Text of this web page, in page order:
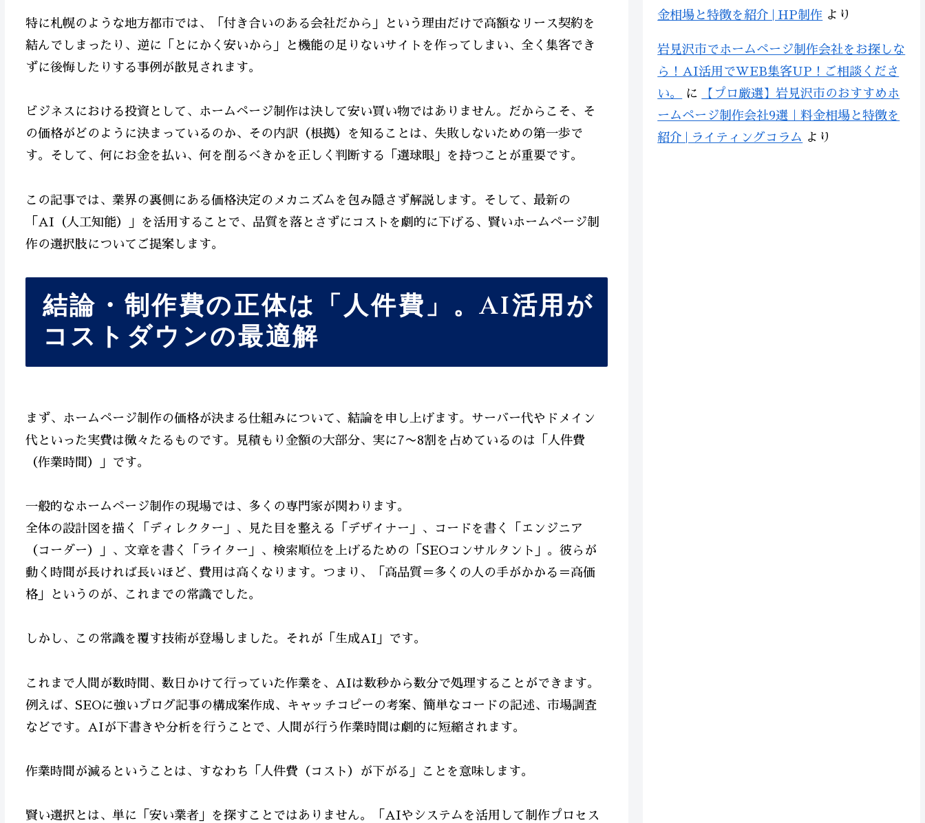
特に札幌のような地方都市では、「付き合いのある会社だから」という理由だけで高額なリース契約を
結んでしまったり、逆に「とにかく安いから」と機能の足りないサイトを作ってしまい、全く集客でき
ずに後悔したりする事例が散見されます。
ビジネスにおける投資として、ホームページ制作は決して安い買い物ではありません。だからこそ、そ
の価格がどのように決まっているのか、その内訳（根拠）を知ることは、失敗しないための第一歩で
す。そして、何にお金を払い、何を削るべきかを正しく判断する「選球眼」を持つことが重要です。
この記事では、業界の裏側にある価格決定のメカニズムを包み隠さず解説します。そして、最新の
「AI（人工知能）」を活用することで、品質を落とさずにコストを劇的に下げる、賢いホームページ制
作の選択肢についてご提案します。
結論・制作費の正体は「人件費」。AI活用が
コストダウンの最適解
まず、ホームページ制作の価格が決まる仕組みについて、結論を申し上げます。サーバー代やドメイン
代といった実費は微々たるものです。見積もり金額の大部分、実に7〜8割を占めているのは「人件費
（作業時間）」です。
一般的なホームページ制作の現場では、多くの専門家が関わります。
全体の設計図を描く「ディレクター」、見た目を整える「デザイナー」、コードを書く「エンジニア
（コーダー）」、文章を書く「ライター」、検索順位を上げるための「SEOコンサルタント」。彼らが
動く時間が長ければ長いほど、費用は高くなります。つまり、「高品質＝多くの人の手がかかる＝高価
格」というのが、これまでの常識でした。
しかし、この常識を覆す技術が登場しました。それが「生成AI」です。
これまで人間が数時間、数日かけて行っていた作業を、AIは数秒から数分で処理することができます。
例えば、SEOに強いブログ記事の構成案作成、キャッチコピーの考案、簡単なコードの記述、市場調査
などです。AIが下書きや分析を行うことで、人間が行う作業時間は劇的に短縮されます。
作業時間が減るということは、すなわち「人件費（コスト）が下がる」ことを意味します。
賢い選択とは、単に「安い業者」を探すことではありません。「AIやシステムを活用して制作プロセス
金相場と特徴を紹介 | HP制作 より
岩見沢市でホームページ制作会社をお探しな
ら！AI活用でWEB集客UP！ご相談くださ
い。
に
【プロ厳選】岩見沢市のおすすめホ
ームページ制作会社9選｜料金相場と特徴を
紹介 | ライティングコラム より